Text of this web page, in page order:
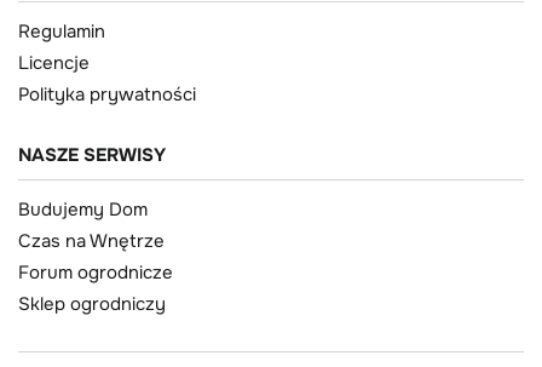
Regulamin
Licencje
Polityka prywatności
NASZE SERWISY
Budujemy Dom
Czas na Wnętrze
Forum ogrodnicze
Sklep ogrodniczy